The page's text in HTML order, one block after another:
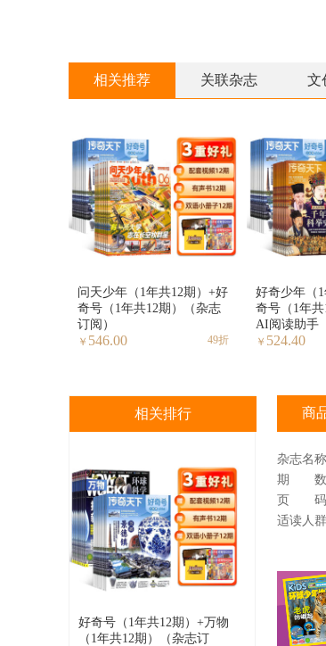
相关推荐 关联杂志 文
问天少年（1年共12期）+好
奇号（1年共12期）（杂志
订阅）
￥ 546.00 49折
好奇少年（
奇号（1年
AI阅读助手
￥ 524.40
相关排行
好奇号（1年共12期）+万物
（1年共12期）（杂志订
商
杂志名称
期 数
页 码
适读人群